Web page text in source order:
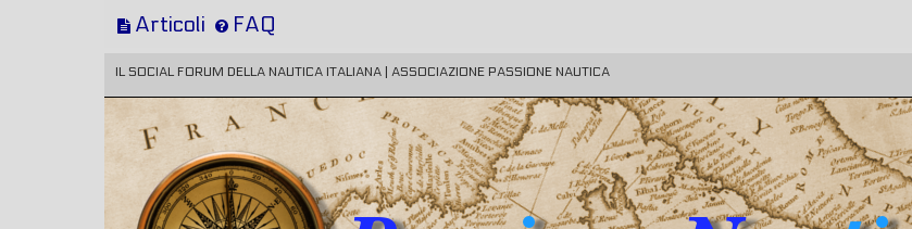
Articoli FAQ
IL SOCIAL FORUM DELLA NAUTICA ITALIANA | ASSOCIAZIONE PASSIONE NAUTICA